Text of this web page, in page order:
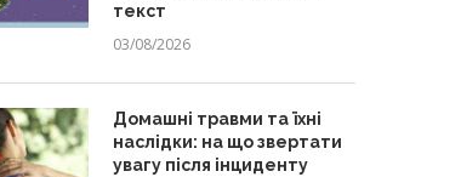
текст
03/08/2026
Домашні травми та їхні
наслідки: на що звертати
увагу після інциденту